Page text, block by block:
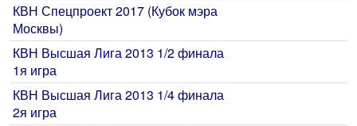
КВН Спецпроект 2017 (Кубок мэра
Москвы)
КВН Высшая Лига 2013 1/2 финала
1я игра
КВН Высшая Лига 2013 1/4 финала
2я игра